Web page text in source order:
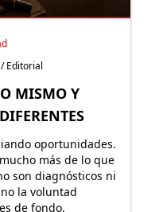
/ Editorial
MISMO Y
oportunidades.
más de lo que
son diagnósticos ni
la voluntad
de fondo.